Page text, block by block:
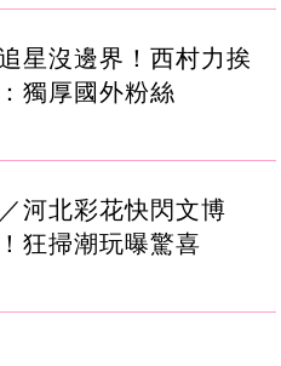
星沒邊界！西村力挨
獨厚國外粉絲
河北彩花快閃文博
狂掃潮玩曝驚喜